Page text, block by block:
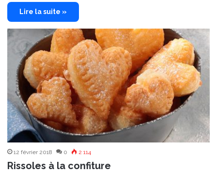
Lire la suite »
12 février 2018 0 2 114
Rissoles à la confiture